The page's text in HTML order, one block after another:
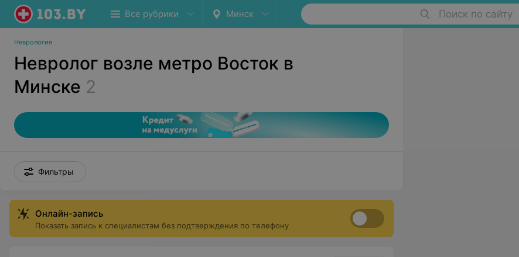
Все рубрики Минск Поиск по сайту
Неврология
Невролог возле метро Восток в
Минске 2
Фильтры
Онлайн-запись
Показать запись к специалистам без подтверждения по телефону